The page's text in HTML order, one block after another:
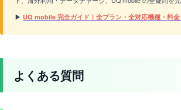
▶ UQ mobile 完全ガイド｜全プラン・全対応機種・料
よくある質問